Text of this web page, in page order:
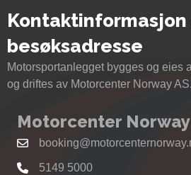
Kontaktinformasjon
besøksadresse
Motorsportanlegget bygges og eies
og driftes av Motorcenter Norway AS.
Motorcenter Norway
5149 5000